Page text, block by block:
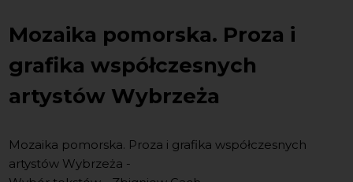
Mozaika pomorska. Proza i
grafika współczesnych
artystów Wybrzeża
Mozaika pomorska. Proza i grafika współczesnych
artystów Wybrzeża -